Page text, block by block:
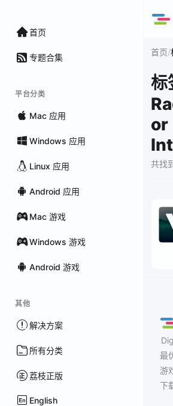
首页
专题合集
平台分类
Mac 应用
Windows 应用
Linux 应用
Android 应用
Mac 游戏
Windows 游戏
Android 游戏
其他
解决方案
所有分类
荔枝正版
English
首页/
标
or
共找
最
游
下